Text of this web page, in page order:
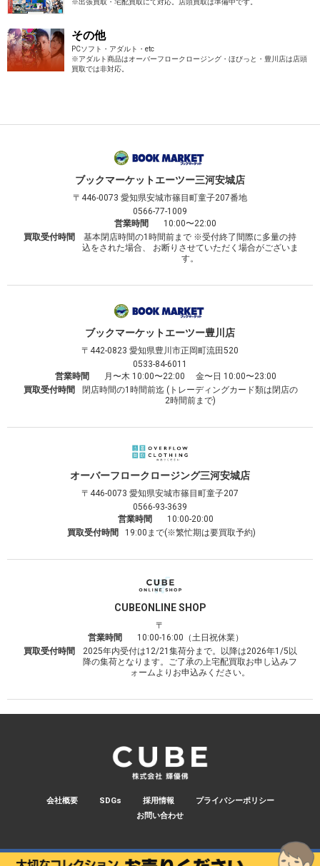
※出張買取・宅配買取にて対応。店頭買取は準備中です。
その他
PCソフト・アダルト・etc
※アダルト商品はオーバーフロークロージング・ほびっと・豊川店は店頭
買取では非対応。
ブックマーケットエーツー三河安城店
〒446-0073 愛知県安城市篠目町童子207番地
0566-77-1009
営業時間
10:00〜22:00
買取受付時間
基本閉店時間の1時間前まで ※受付終了間際に多量の持
込をされた場合、 お断りさせていただく場合がございま
す。
ブックマーケットエーツー豊川店
〒442-0823 愛知県豊川市正岡町流田520
0533-84-6011
営業時間
月〜木 10:00〜22:00 金〜日 10:00〜23:00
買取受付時間
閉店時間の1時間前迄 (トレーディングカード類は閉店の
2時間前まで)
オーバーフロークロージング三河安城店
〒446-0073 愛知県安城市篠目町童子207
0566-93-3639
営業時間
10:00-20:00
買取受付時間
19:00まで(※繁忙期は要買取予約)
CUBEONLINE SHOP
〒
営業時間
10:00-16:00（土日祝休業）
買取受付時間
2025年内受付は12/21集荷分まで。以降は2026年1/5以
降の集荷となります。ご了承の上宅配買取お申し込みフ
ォームよりお申込みください。
会社概要 SDGs 採用情報
プライバシーポリシー
お問い合わせ
© 2026 CUBE.